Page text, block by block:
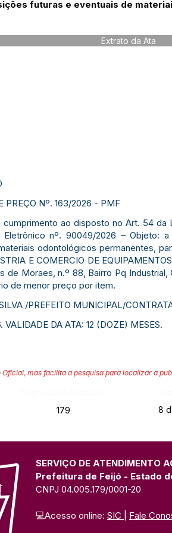
futuras e eventuais de
Extrato da Ata
PREÇO Nº. 163/2026 - PMF
ao disposto no Art. 54 da
nº. 90049/2026 – Objeto:
odontológicos permanentes,
E COMERCIO DE
de Moraes, n.º 88, Bairro Pq
de menor preço por item.
/PREFEITO MUNICIPAL/
DA ATA: 12 (DOZE) MESES.
mas facilita a pesquisa para localizar a
179
8
SERVIÇO DE ATENDIMENTO
Prefeitura de Feijó - Estado
CNPJ 04.005.179/0001-20
💻Acesso online: SIC Fale